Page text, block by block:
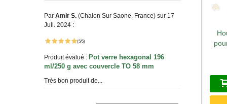
Par Amir S. (Chalon Sur Saone, France) sur 17
Juil. 2024 :
(5/5)
Produit évalué : Pot verre hexagonal 196
ml/250 g avec couvercle TO 58 mm
Très bon produit de...